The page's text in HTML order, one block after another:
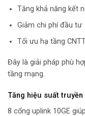
Tăng khả năng kết
Giảm chi phí đầu tư
Tối ưu hạ tầng
Đây là giải pháp phù
tầng mạng.
Tăng hiệu suất
8 cổng uplink 10GE